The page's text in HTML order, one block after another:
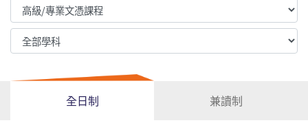
全日制 兼讀制